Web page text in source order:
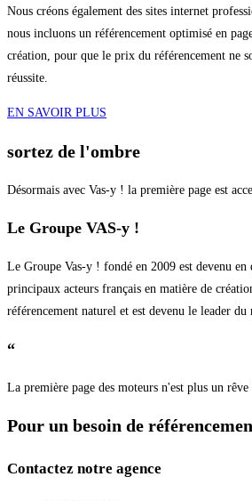
Nous créons également des sites internet
nous incluons un référencement optimisé en
création, pour que le prix du référencement ne
réussite.
EN SAVOIR PLUS
sortez de l'ombre
Désormais avec Vas-y ! la première page est
Le Groupe VAS-y !
Le Groupe Vas-y ! fondé en 2009 est devenu en
principaux acteurs français en matière de
référencement naturel et est devenu le leader du
“
La première page des moteurs n'est plus un rêve
Pour un besoin de
Contactez notre agence